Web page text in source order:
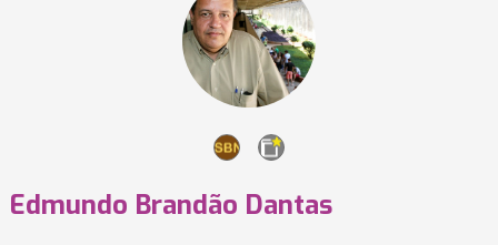
Edmundo Brandão Dantas